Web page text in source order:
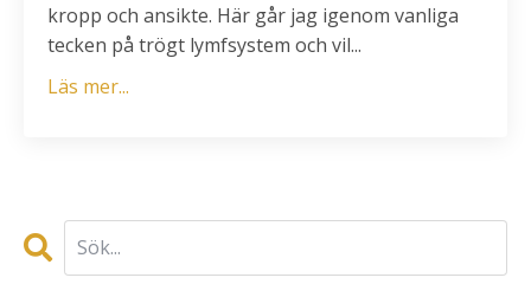
kropp och ansikte. Här går jag igenom vanliga
tecken på trögt lymfsystem och vil...
Läs mer...